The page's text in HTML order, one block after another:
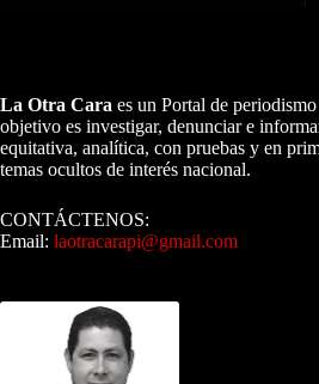
La Otra Cara es un Portal de
objetivo es investigar, denunciar e
equitativa, analítica, con pruebas y en
temas ocultos de interés nacional.
CONTÁCTENOS:
Email: laotracarapi@gmail.com